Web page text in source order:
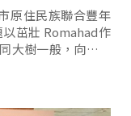
原住民族聯合豐年
茁壯 Romahad作
大樹一般，向下深